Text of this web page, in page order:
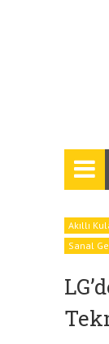
Akıllı
Sanal